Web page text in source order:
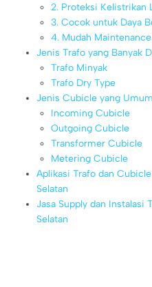
2. Proteksi Kelistrikan
3. Cocok untuk Daya
4. Mudah Maintenance
Jenis Trafo yang Banyak
Trafo Minyak
Trafo Dry Type
Jenis Cubicle yang
Incoming Cubicle
Outgoing Cubicle
Transformer Cubicle
Metering Cubicle
Aplikasi Trafo dan
Selatan
Jasa Supply dan Instalasi
Selatan